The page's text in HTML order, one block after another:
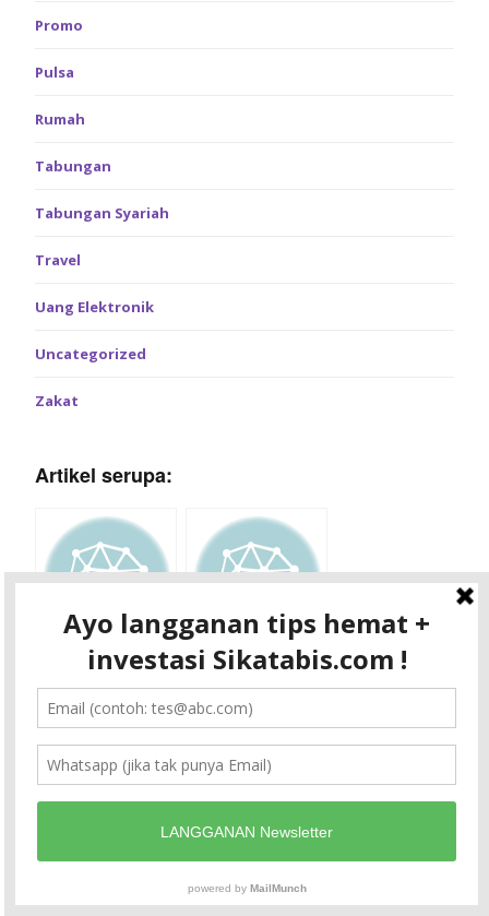
Promo
Pulsa
Rumah
Tabungan
Tabungan Syariah
Travel
Uang Elektronik
Uncategorized
Zakat
Artikel serupa:
Pinjaman KTA
Kontrak: Dana
Tunai Termurah
Pengajuan KTA
Simulasi / Syarat /
Proses Online
Cara Kredit di